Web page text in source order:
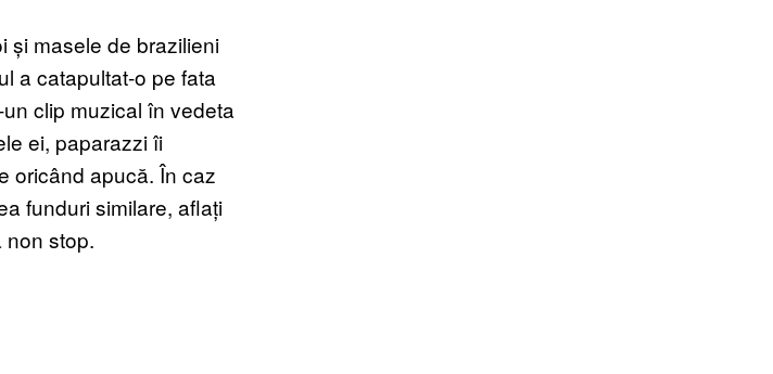
și masele de brazilieni
a catapultat-o pe fata
clip muzical în vedeta
ei, paparazzi îi
oricând apucă. În caz
funduri similare, aflați
non stop.